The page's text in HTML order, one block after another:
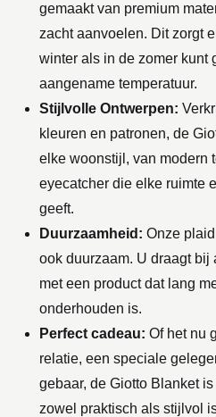
gemaakt van premium
zacht aanvoelen. Dit zorgt
winter als in de zomer kunt
aangename temperatuur.
Stijlvolle Ontwerpen:
kleuren en patronen, de
elke woonstijl, van modern
eyecatcher die elke ruimte
geeft.
Duurzaamheid: Onze
ook duurzaam. U draagt bij
met een product dat lang
onderhouden is.
Perfect cadeau: Of het nu
relatie, een speciale
gebaar, de Giotto Blanket
zowel praktisch als stijlvol